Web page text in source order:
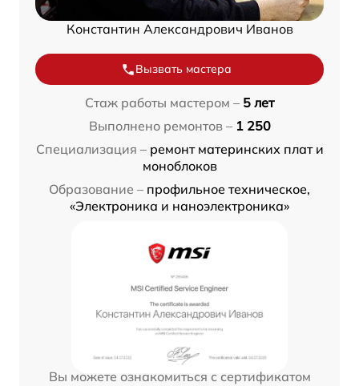
Константин Александрович Иванов
Вызвать мастера
Стаж работы мастером – 5 лет
Выполнено ремонтов – 1 250
Специализация – ремонт материнских плат и
моноблоков
Образование – профильное техническое,
«Электроника и наноэлектроника»
Вы можете ознакомиться с сертификатом